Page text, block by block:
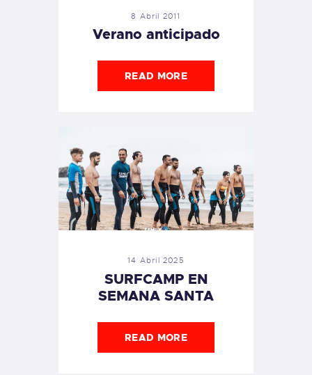
8 Abril 2011
Verano anticipado
READ MORE
14 Abril 2025
SURFCAMP EN
SEMANA SANTA
READ MORE